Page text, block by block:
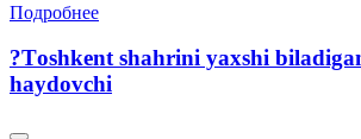
Подробнее
?Тoshkent shahrini yaxshi
haydovchi